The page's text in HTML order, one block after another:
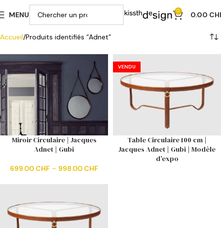
MENU 0 0.00
Accueil Produits identifiés “Adnet”
Miroir Circulaire | Jacques
Adnet | Gubi
699.00 CHF – 998.00 CHF
VENDU
Table Circulaire 100 cm |
Jacques Adnet | Gubi | Modèle
d’expo